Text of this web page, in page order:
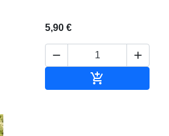
5,90 €
 
